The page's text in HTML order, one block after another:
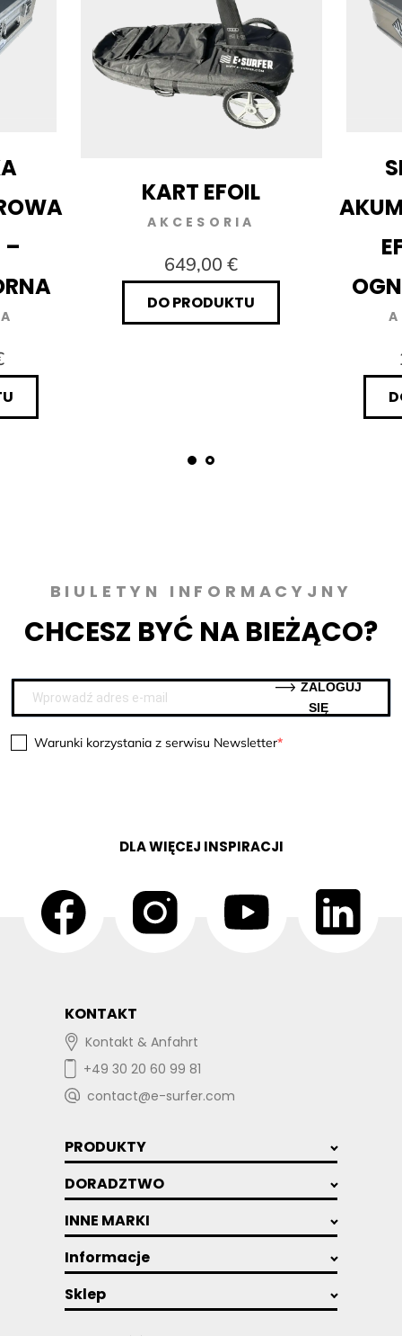
–
KART EFOIL
AKCESORIA
649,00 €
DO PRODUKTU
BIULETYN INFORMACYJNY
CHCESZ BYĆ NA BIEŻĄCO?
Warunki korzystania z serwisu Newsletter
SIĘ
DLA WIĘCEJ INSPIRACJI
KONTAKT
Kontakt & Anfahrt
+49 30 20 60 99 81
contact@e-surfer.com
PRODUKTY
DORADZTWO
INNE MARKI
Informacje
Sklep